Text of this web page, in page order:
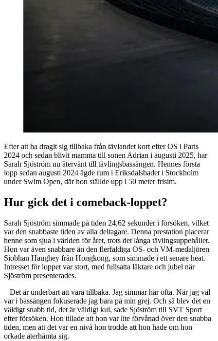
Efter att ha dragit sig tillbaka från tävlandet kort efter OS i Paris
2024 och sedan blivit mamma till sonen Adrian i augusti 2025, har
Sarah Sjöström nu återvänt till tävlingsbassängen. Hennes första
lopp sedan augusti 2024 ägde rum i Eriksdalsbadet i Stockholm
under Swim Open, där hon ställde upp i 50 meter frisim.
Hur gick det i comeback-loppet?
Sarah Sjöström simmade på tiden 24,62 sekunder i försöken, vilket
var den snabbaste tiden av alla deltagare. Denna prestation placerar
henne som sjua i världen för året, trots det långa tävlingsuppehållet.
Hon var även snabbare än den flerfaldiga OS- och VM-medaljören
Siobhan Haughey från Hongkong, som simmade i ett senare heat.
Intresset för loppet var stort, med fullsatta läktare och jubel när
Sjöström presenterades.
– Det är underbart att vara tillbaka. Jag simmar här ofta. När jag väl
var i bassängen fokuserade jag bara på min grej. Och så blev det en
väldigt snabb tid, det är väldigt kul, sade Sjöström till SVT Sport
efter försöken. Hon tillade att hon var lite förvånad över den snabba
tiden, men att det var en nivå hon trodde att hon hade om hon
orkade återhämta sig.